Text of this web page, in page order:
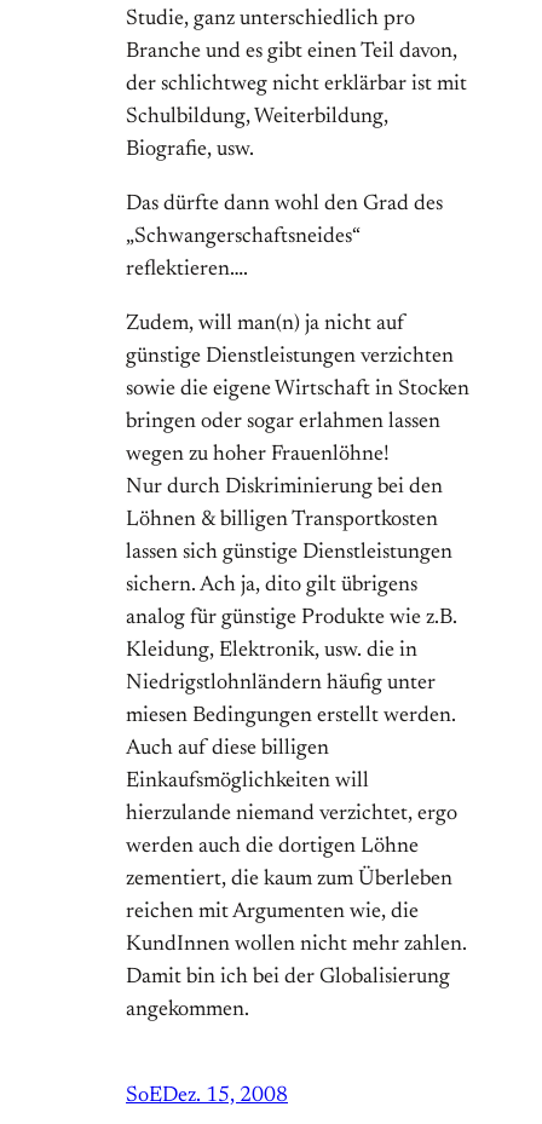
Studie, ganz unterschiedlich pro
Branche und es gibt einen Teil davon,
der schlichtweg nicht erklärbar ist mit
Schulbildung, Weiterbildung,
Biografie, usw.
Das dürfte dann wohl den Grad des
„Schwangerschaftsneides“
reflektieren….
Zudem, will man(n) ja nicht auf
günstige Dienstleistungen verzichten
sowie die eigene Wirtschaft in Stocken
bringen oder sogar erlahmen lassen
wegen zu hoher Frauenlöhne!
Nur durch Diskriminierung bei den
Löhnen & billigen Transportkosten
lassen sich günstige Dienstleistungen
sichern. Ach ja, dito gilt übrigens
analog für günstige Produkte wie z.B.
Kleidung, Elektronik, usw. die in
Niedrigstlohnländern häufig unter
miesen Bedingungen erstellt werden.
Auch auf diese billigen
Einkaufsmöglichkeiten will
hierzulande niemand verzichtet, ergo
werden auch die dortigen Löhne
zementiert, die kaum zum Überleben
reichen mit Argumenten wie, die
KundInnen wollen nicht mehr zahlen.
Damit bin ich bei der Globalisierung
angekommen.
SoEDez. 15, 2008